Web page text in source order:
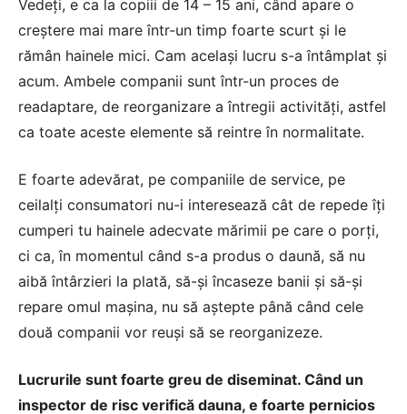
Vedeţi, e ca la copiii de 14 – 15 ani, când apare o
creştere mai mare într-un timp foarte scurt şi le
rămân hainele mici. Cam acelaşi lucru s-a întâmplat şi
acum. Ambele companii sunt într-un proces de
readaptare, de reorganizare a întregii activităţi, astfel
ca toate aceste elemente să reintre în normalitate.
E foarte adevărat, pe companiile de service, pe
ceilalţi consumatori nu-i interesează cât de repede îţi
cumperi tu hainele adecvate mărimii pe care o porţi,
ci ca, în momentul când s-a produs o daună, să nu
aibă întârzieri la plată, să-şi încaseze banii şi să-şi
repare omul maşina, nu să aştepte până când cele
două companii vor reuşi să se reorganizeze.
Lucrurile sunt foarte greu de diseminat. Când un
inspector de risc verifică dauna, e foarte pernicios